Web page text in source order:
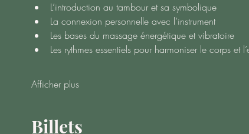
L’introduction au tambour et sa symbolique
La connexion personnelle avec l’instrument
Les bases du massage énergétique et vibratoire
Les rythmes essentiels pour harmoniser le corps et
Afficher plus
Billets